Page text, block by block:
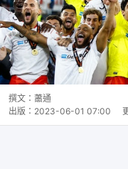
撰文： 蕭通
出版： 2023-06-01 07:00